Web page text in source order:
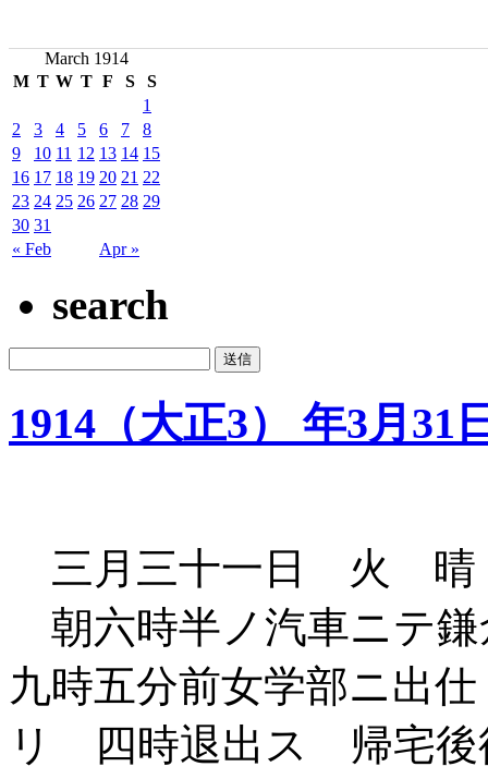
March 1914
M T W T F S S
« Feb Apr »
1
2
3 4 5 6 7
8
9
10 11 12 13 14 15
16 17 18 19 20 21 22
23 24 25 26 27 28 29
30 31
search
1914（大正3） 年3月31
三月三十一日 火 晴
朝六時半ノ汽車ニテ
九時五分前女学部ニ出
リ 四時退出ス 帰宅後